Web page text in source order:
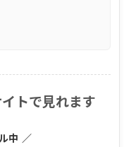
トで見れます
中 ／